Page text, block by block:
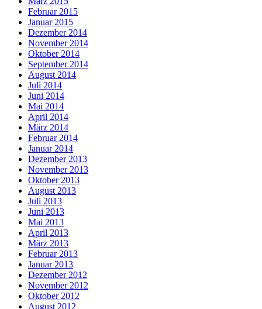
Februar 2015
Januar 2015
Dezember 2014
November 2014
Oktober 2014
September 2014
August 2014
Juli 2014
Juni 2014
Mai 2014
April 2014
März 2014
Februar 2014
Januar 2014
Dezember 2013
November 2013
Oktober 2013
August 2013
Juli 2013
Juni 2013
Mai 2013
April 2013
März 2013
Februar 2013
Januar 2013
Dezember 2012
November 2012
Oktober 2012
August 2012